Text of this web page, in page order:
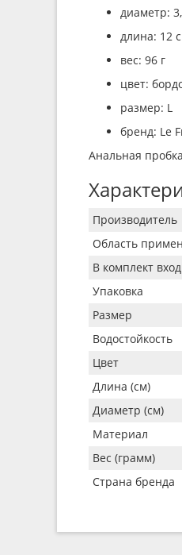
диаметр:
длина: 12
вес: 96 г
цвет:
размер: L
бренд: Le
Анальная
Производитель
Область
В комплект
Упаковка
Размер
Водостойкость
Цвет
Длина (см)
Диаметр (см)
Материал
Вес (грамм)
Страна бренда